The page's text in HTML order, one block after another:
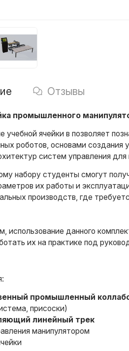
Отзывы
промышленного
учебной ячейки в позволяет
роботов, основами создания
систем управления для
набору студенты смогут
их работы и
производств, где
использование данного
их на практике под
промышленный
присоски)
линейный трек
манипулятором